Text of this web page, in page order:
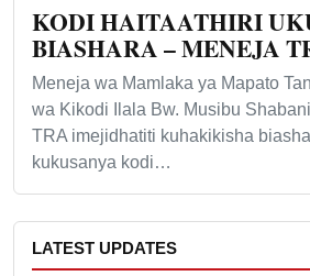
KODI HAITAATHIRI
BIASHARA – MENEJA
Meneja wa Mamlaka ya Mapato
wa Kikodi Ilala Bw. Musibu
TRA imejidhatiti kuhakikisha
kukusanya kodi…
LATEST UPDATES